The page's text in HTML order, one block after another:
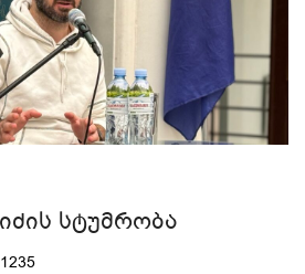
ᲡᲢᲣᲛᲠᲝᲑᲐ
1235